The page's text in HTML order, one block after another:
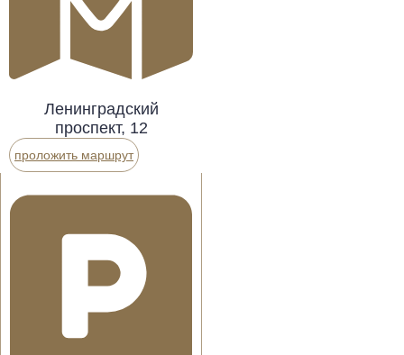
Ленинградский
проспект, 12
проложить маршрут